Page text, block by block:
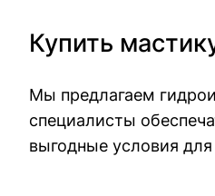
Купить
Мы предлагаем
специалисты
выгодные условия